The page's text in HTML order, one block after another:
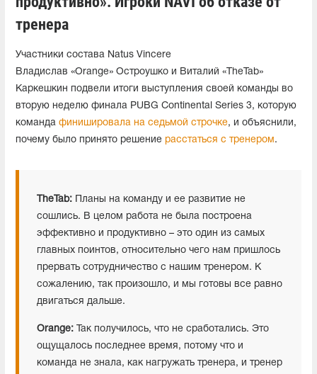
тренера
Участники состава Natus Vincere
Владислав «Orange» Остроушко и Виталий «TheTab»
Каркешкин подвели итоги выступления своей команды во
вторую неделю финала PUBG Continental Series 3, которую
команда финишировала на седьмой строчке, и объяснили,
почему было принято решение расстаться с тренером.
TheTab: Планы на команду и ее развитие не
сошлись. В целом работа не была построена
эффективно и продуктивно – это один из самых
главных поинтов, относительно чего нам пришлось
прервать сотрудничество с нашим тренером. К
сожалению, так произошло, и мы готовы все равно
двигаться дальше.
Orange: Так получилось, что не сработались. Это
ощущалось последнее время, потому что и
команда не знала, как нагружать тренера, и тренер